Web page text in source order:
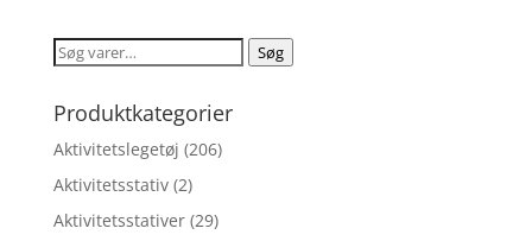
var:
kr. 219,95.
er:
kr. 175,96.
Søg
Søg
Produktkategorier
Aktivitetslegetøj (206)
Aktivitetsstativ (2)
Aktivitetsstativer (29)